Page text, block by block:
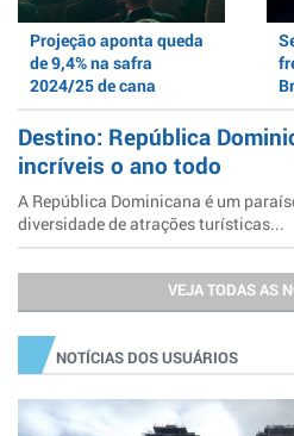
Projeção aponta queda
de 9,4% na safra
2024/25 de cana
Destino: República
incríveis o ano todo
A República Dominicana é um
diversidade de atrações turísticas...
VEJA TODAS AS
NOTÍCIAS DOS USUÁRIOS